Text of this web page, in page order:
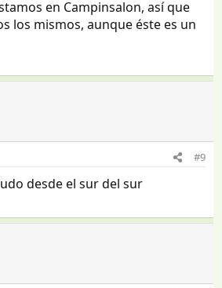
en Campinsalon, así que
los mismos, aunque éste es un
#9
desde el sur del sur